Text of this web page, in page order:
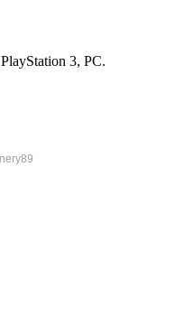
3, PC.